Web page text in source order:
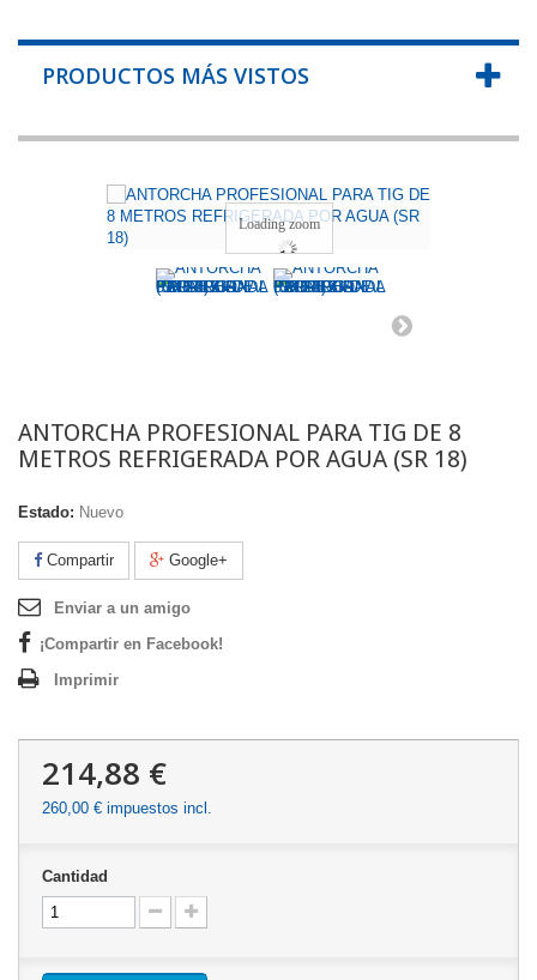
PRODUCTOS MÁS VISTOS
Loading zoom
ANTORCHA PROFESIONAL PARA TIG DE 8
METROS REFRIGERADA POR AGUA (SR 18)
Estado: Nuevo
Compartir Google+
Enviar a un amigo
¡Compartir en Facebook!
Imprimir
214,88 €
260,00 € impuestos incl.
Cantidad